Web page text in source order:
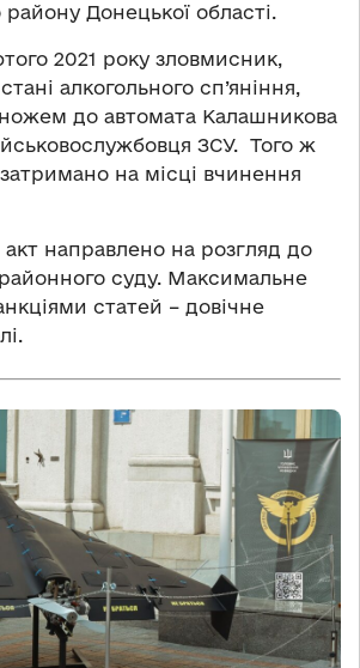
району Донецької області.
2021 року зловмисник,
алкогольного сп’яніння,
до автомата Калашникова
ЗСУ. Того ж
на місці вчинення
направлено на розгляд до
суду. Максимальне
статей – довічне